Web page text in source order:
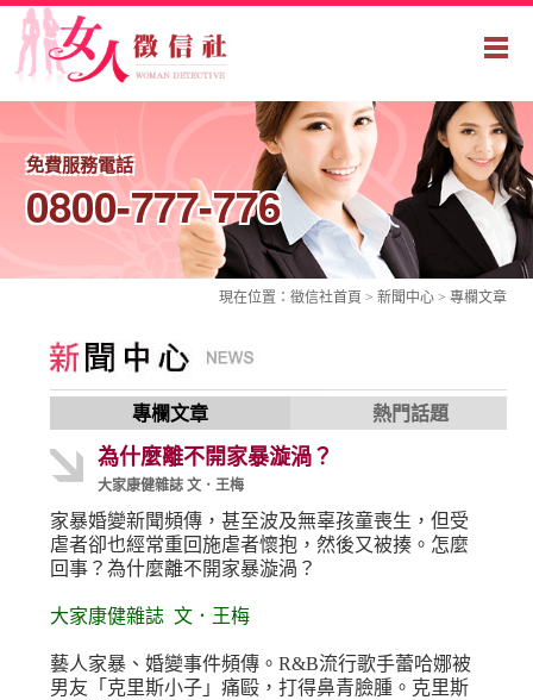
免費服務電話
0800-777-776
現在位置： 徵信社首頁 > 新聞中心 > 專欄文章
專欄文章 熱門話題
為什麼離不開家暴漩渦？
大家康健雜誌 文．王梅
家暴婚變新聞頻傳，甚至波及無辜孩童喪生，但受
虐者卻也經常重回施虐者懷抱，然後又被揍。怎麼
回事？為什麼離不開家暴漩渦？
大家康健雜誌 文．王梅
藝人家暴、婚變事件頻傳。R&B流行歌手蕾哈娜被
男友「克里斯小子」痛毆，打得鼻青臉腫。克里斯